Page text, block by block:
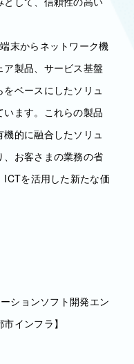
末からネットワーク機
製品、サービス基盤
ベースにしたソリュ
ます。これらの製品
的に融合したソリュ
、お客さまの業務の省
ICTを活用した新たな価
ションソフト開発エン
インフラ】